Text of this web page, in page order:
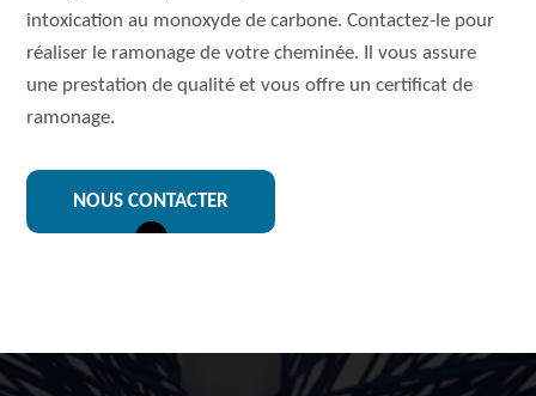
intoxication au monoxyde de carbone. Contactez-le pour
réaliser le ramonage de votre cheminée. Il vous assure
une prestation de qualité et vous offre un certificat de
ramonage.
NOUS CONTACTER